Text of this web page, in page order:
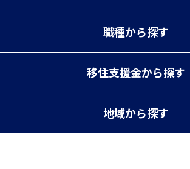
職種から探す
移住支援金から探す
地域から探す